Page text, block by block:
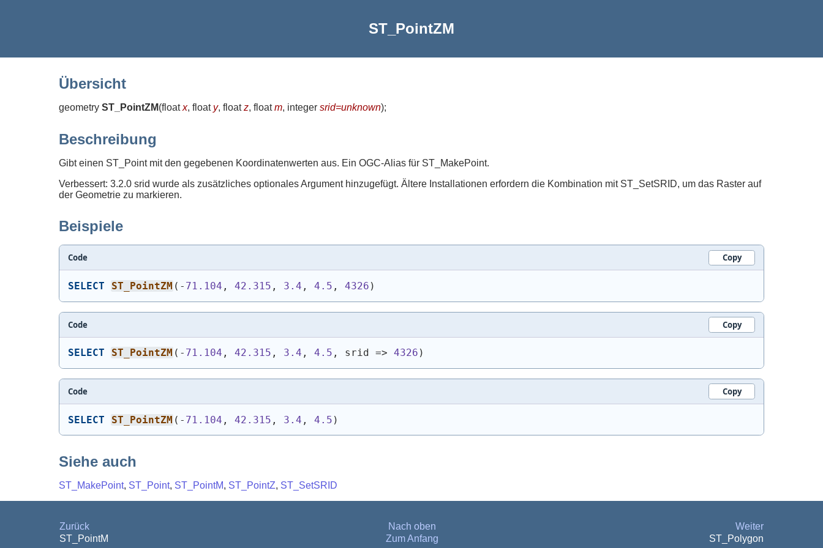
ST_PointZM
Übersicht
geometry ST_PointZM(floatx, float y, floatz, floatm, integer srid=unknown);
Beschreibung
Gibt einen ST_Point mit den gegebenen Koordinatenwerten aus. Ein OGC-Alias für ST_MakePoint.
Verbessert: 3.2.0 srid wurde als zusätzliches optionales Argument hinzugefügt. Ältere Installationen erfordern die Kombination mit ST_SetSRID, um das Raster auf
der Geometrie zu markieren.
Beispiele
Code Copy
SELECT ST_PointZM ( - 71.104 , 42.315 , 3.4 , 4.5 , 4326 )
Code Copy
SELECT ST_PointZM ( - 71.104 , 42.315 , 3.4 , 4.5 , srid => 4326 )
Code Copy
SELECT ST_PointZM ( - 71.104 , 42.315 , 3.4 , 4.5 )
Siehe auch
ST_MakePoint, ST_Point, ST_PointM, ST_PointZ, ST_SetSRID
Zurück Nach oben
Weiter
ST_PointM
Zum Anfang ST_Polygon